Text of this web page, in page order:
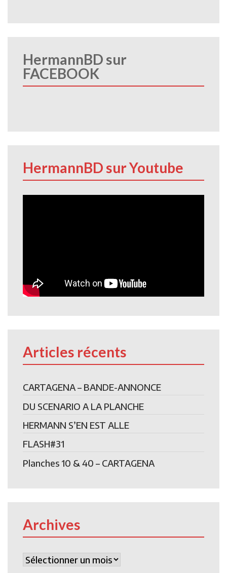
HermannBD sur
FACEBOOK
HermannBD sur Youtube
Articles récents
CARTAGENA – BANDE-ANNONCE
DU SCENARIO A LA PLANCHE
HERMANN S’EN EST ALLE
FLASH#31
Planches 10 & 40 – CARTAGENA
Archives
Archives